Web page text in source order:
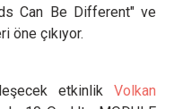
Can Be Different" ve
öne çıkıyor.
etkinlik Volkan